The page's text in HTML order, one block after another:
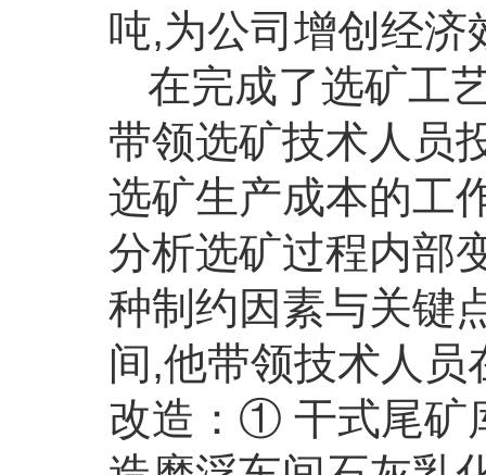
吨,为公司增创经济
在完成了选矿工
带领选矿技术人员
选矿生产成本的工
分析选矿过程内部
种制约因素与关键
间,他带领技术人
改造：① 干式尾矿